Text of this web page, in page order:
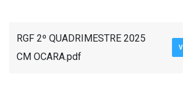
RGF 2º QUADRIMESTRE 2025
CM OCARA.pdf